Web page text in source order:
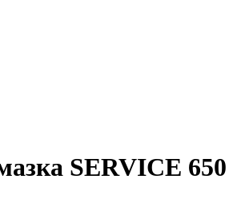
SERVICE 650